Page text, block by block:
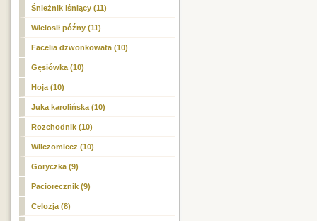
Śnieżnik lśniący (11)
Wielosił późny (11)
Facelia dzwonkowata (10)
Gęsiówka (10)
Hoja (10)
Juka karolińska (10)
Rozchodnik (10)
Wilczomlecz (10)
Goryczka (9)
Paciorecznik (9)
Celozja (8)